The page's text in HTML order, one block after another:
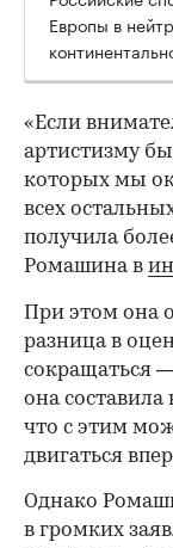
Европы в
«Если
артистизму
которых мы
всех
получила
Ромашина в
При этом она
разница в
сокращаться
она
что с этим
двигаться
Однако
в громких